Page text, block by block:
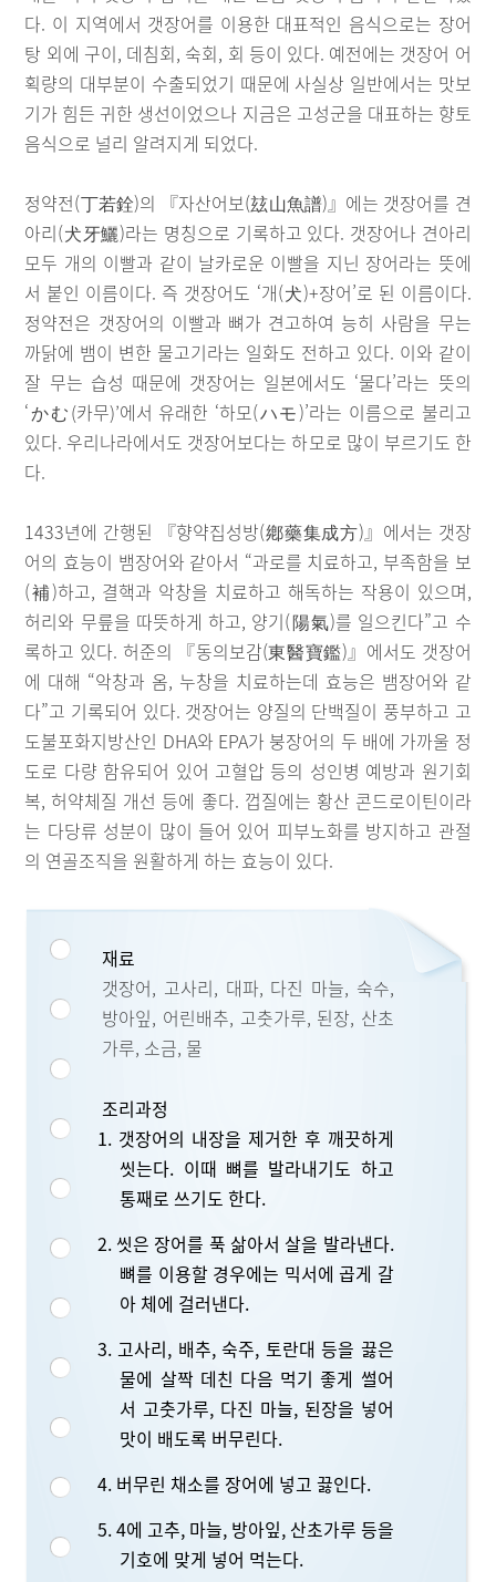
다. 이 지역에서 갯장어를 이용한 대표적인 음식으로는 장어
탕 외에 구이, 데침회, 숙회, 회 등이 있다. 예전에는 갯장어 어
획량의 대부분이 수출되었기 때문에 사실상 일반에서는 맛보
기가 힘든 귀한 생선이었으나 지금은 고성군을 대표하는 향토
음식으로 널리 알려지게 되었다.
정약전(丁若銓)의 『자산어보(玆山魚譜)』에는 갯장어를 견
아리(犬牙鱺)라는 명칭으로 기록하고 있다. 갯장어나 견아리
모두 개의 이빨과 같이 날카로운 이빨을 지닌 장어라는 뜻에
서 붙인 이름이다. 즉 갯장어도 ‘개(犬)+장어’로 된 이름이다.
정약전은 갯장어의 이빨과 뼈가 견고하여 능히 사람을 무는
까닭에 뱀이 변한 물고기라는 일화도 전하고 있다. 이와 같이
잘 무는 습성 때문에 갯장어는 일본에서도 ‘물다’라는 뜻의
‘かむ(카무)’에서 유래한 ‘하모(ハモ)’라는 이름으로 불리고
있다. 우리나라에서도 갯장어보다는 하모로 많이 부르기도 한
다.
1433년에 간행된 『향약집성방(鄕藥集成方)』에서는 갯장
어의 효능이 뱀장어와 같아서 “과로를 치료하고, 부족함을 보
(補)하고, 결핵과 악창을 치료하고 해독하는 작용이 있으며,
허리와 무릎을 따뜻하게 하고, 양기(陽氣)를 일으킨다”고 수
록하고 있다. 허준의 『동의보감(東醫寶鑑)』에서도 갯장어
에 대해 “악창과 옴, 누창을 치료하는데 효능은 뱀장어와 같
다”고 기록되어 있다. 갯장어는 양질의 단백질이 풍부하고 고
도불포화지방산인 DHA와 EPA가 붕장어의 두 배에 가까울 정
도로 다량 함유되어 있어 고혈압 등의 성인병 예방과 원기회
복, 허약체질 개선 등에 좋다. 껍질에는 황산 콘드로이틴이라
는 다당류 성분이 많이 들어 있어 피부노화를 방지하고 관절
의 연골조직을 원활하게 하는 효능이 있다.
재료
갯장어, 고사리, 대파, 다진 마늘, 숙주,
방아잎, 어린배추, 고춧가루, 된장, 산초
가루, 소금, 물
조리과정
1. 갯장어의 내장을 제거한 후 깨끗하게
씻는다. 이때 뼈를 발라내기도 하고
통째로 쓰기도 한다.
2. 씻은 장어를 푹 삶아서 살을 발라낸다.
뼈를 이용할 경우에는 믹서에 곱게 갈
아 체에 걸러낸다.
3. 고사리, 배추, 숙주, 토란대 등을 끓은
물에 살짝 데친 다음 먹기 좋게 썰어
서 고춧가루, 다진 마늘, 된장을 넣어
맛이 배도록 버무린다.
4. 버무린 채소를 장어에 넣고 끓인다.
5. 4에 고추, 마늘, 방아잎, 산초가루 등을
기호에 맞게 넣어 먹는다.